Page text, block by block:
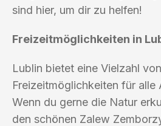
sind hier, um dir zu helfen!
Freizeitmöglichkeiten in
Lublin bietet eine Vielzahl
Freizeitmöglichkeiten für alle
Wenn du gerne die Natur
den schönen Zalew